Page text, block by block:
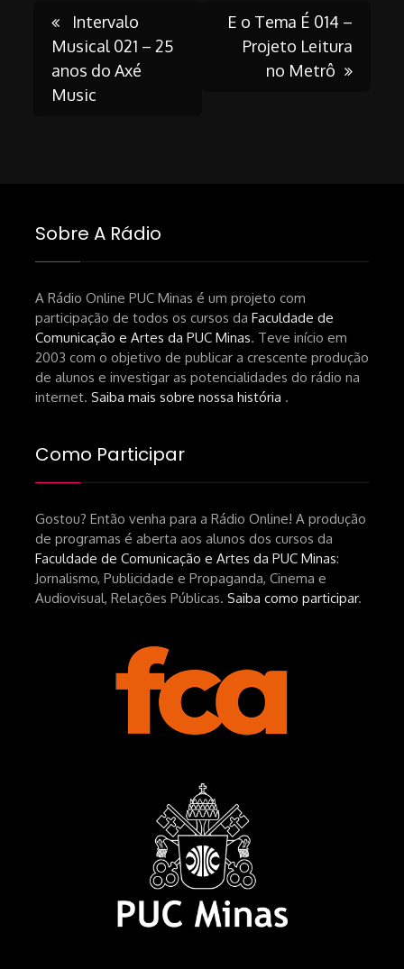
Post
navigation
Intervalo
Musical 021 – 25
anos do Axé
Music
E o Tema É 014 –
Projeto Leitura
no Metrô
Sobre A Rádio
A Rádio Online PUC Minas é um projeto com
participação de todos os cursos da Faculdade de
Comunicação e Artes da PUC Minas. Teve início em
2003 com o objetivo de publicar a crescente produção
de alunos e investigar as potencialidades do rádio na
internet. Saiba mais sobre nossa história .
Como Participar
Gostou? Então venha para a Rádio Online! A produção
de programas é aberta aos alunos dos cursos da
Faculdade de Comunicação e Artes da PUC Minas:
Jornalismo, Publicidade e Propaganda, Cinema e
Audiovisual, Relações Públicas. Saiba como participar.